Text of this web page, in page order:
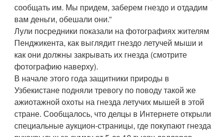
сообщать им. Мы придем, заберем гнездо и отдадим
вам деньги, обешали они.”
Лули посредники показали на фотографиях жителям
Пенджикента, как выглядит гнездо летучей мыши и
как они должны закрывать их гнезда (смотрите
фотографию наверху).
В начале этого года защитники природы в
Узбекистане подняли тревогу по поводу такой же
ажиотажной охоты на гнезда летучих мышей в этой
стране. Сообщалось, что делцы в Интернете открыли
специальные аукцион-страницы, где покупают гнезда